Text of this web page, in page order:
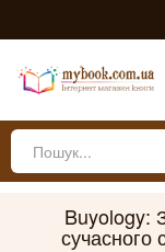
Buyology:
сучасного